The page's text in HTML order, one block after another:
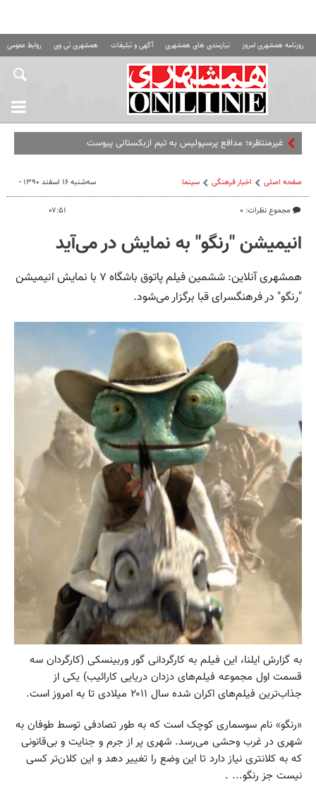
روزنامه همشهری امروز نیازمندی های همشهری آگهی و تبلیغات همشهری تی وی روابط عمومی
غیرمنتظره؛‌ مدافع پرسپولیس به تیم ازبکستانی پیوست
صفحه اصلی اخبار فرهنگی سینما
مجموع نظرات: ۰
سه‌شنبه ۱۶ اسفند ۱۳۹۰ -
۰۷:۵۱
انیمیشن "رنگو" به نمایش در می‌آید
همشهری آنلاین: ششمین فیلم پاتوق باشگاه ۷ با نمایش انیمیشن
"رنگو" در فرهنگسرای قبا برگزار می‌شود.
به گزارش ایلنا، این فیلم به کارگردانی گور وربینسکی (کارگردان سه
قسمت اول مجموعه فیلم‌های دزدان دریایی کارائیب) یکی از
جذاب‌ترین فیلم‌های اکران شده سال ۲۰۱۱ میلادی تا به امروز است.
«رنگو» نام سوسماری کوچک است که به طور تصادفی توسط طوفان به
شهری در غرب وحشی می‌رسد. شهری پر از جرم و جنایت و بی‌قانونی
که به کلانتری نیاز دارد تا این وضع را تغییر دهد و این کلان‌تر کسی
نیست جز رنگو... .